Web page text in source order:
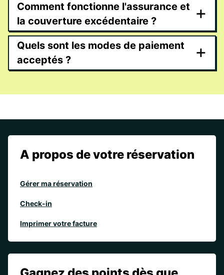
Comment fonctionne l'assurance et
la couverture excédentaire ?
+
Quels sont les modes de paiement
acceptés ?
+
A propos de votre réservation
Gérer ma réservation
Check-in
Imprimer votre facture